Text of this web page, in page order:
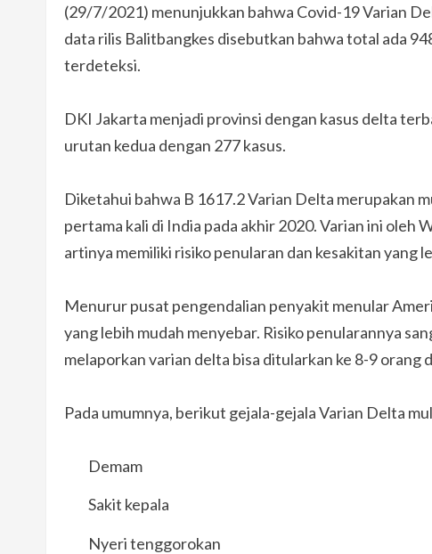
(29/7/2021) menunjukkan bahwa Covid-19 Varian
data rilis Balitbangkes disebutkan bahwa total ada
terdeteksi.
DKI Jakarta menjadi provinsi dengan kasus delta
urutan kedua dengan 277 kasus.
Diketahui bahwa B 1617.2 Varian Delta merupakan
pertama kali di India pada akhir 2020. Varian ini oleh
artinya memiliki risiko penularan dan kesakitan yang
Menurur pusat pengendalian penyakit menular
yang lebih mudah menyebar. Risiko penularannya
melaporkan varian delta bisa ditularkan ke 8-9 orang
Pada umumnya, berikut gejala-gejala Varian Delta
Demam
Sakit kepala
Nyeri tenggorokan